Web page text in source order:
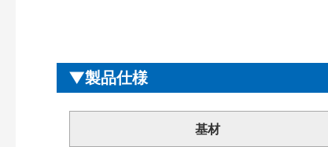
製品仕様
基材